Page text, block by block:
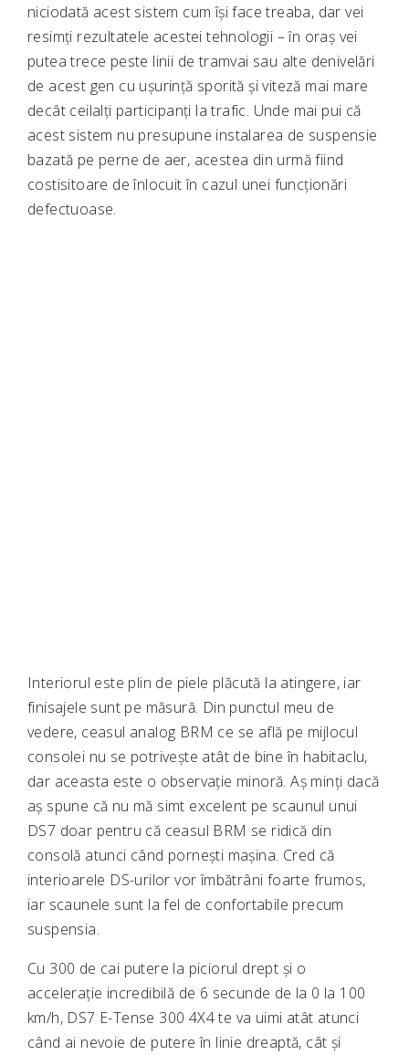
niciodată acest sistem cum își face treaba, dar vei
resimți rezultatele acestei tehnologii – în oraș vei
putea trece peste linii de tramvai sau alte denivelări
de acest gen cu ușurință sporită și viteză mai mare
decât ceilalți participanți la trafic. Unde mai pui că
acest sistem nu presupune instalarea de suspensie
bazată pe perne de aer, acestea din urmă fiind
costisitoare de înlocuit în cazul unei funcționări
defectuoase.
Interiorul este plin de piele plăcută la atingere, iar
finisajele sunt pe măsură. Din punctul meu de
vedere, ceasul analog BRM ce se află pe mijlocul
consolei nu se potrivește atât de bine în habitaclu,
dar aceasta este o observație minoră. Aș minți dacă
aș spune că nu mă simt excelent pe scaunul unui
DS7 doar pentru că ceasul BRM se ridică din
consolă atunci când pornești mașina. Cred că
interioarele DS-urilor vor îmbătrâni foarte frumos,
iar scaunele sunt la fel de confortabile precum
suspensia.
Cu 300 de cai putere la piciorul drept și o
accelerație incredibilă de 6 secunde de la 0 la 100
km/h, DS7 E-Tense 300 4X4 te va uimi atât atunci
când ai nevoie de putere în linie dreaptă, cât și